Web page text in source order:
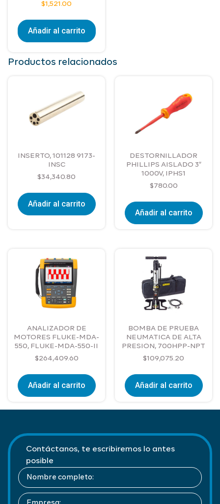
$1,521.00
Añadir al carrito
Productos relacionados
INSERTO, 101128 9173-
INSC
$34,340.80
Añadir al carrito
DESTORNILLADOR
PHILLIPS AISLADO 3″
1000V, IPHS1
$780.00
Añadir al carrito
ANALIZADOR DE
MOTORES FLUKE-MDA-
550, FLUKE-MDA-550-II
$264,409.60
Añadir al carrito
BOMBA DE PRUEBA
NEUMATICA DE ALTA
PRESION, 700HPP-NPT
$109,075.20
Añadir al carrito
Contáctanos, te escribiremos lo antes
posible